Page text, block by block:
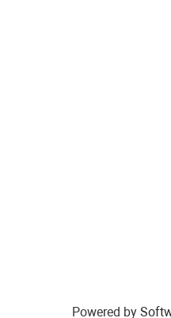
Powered by